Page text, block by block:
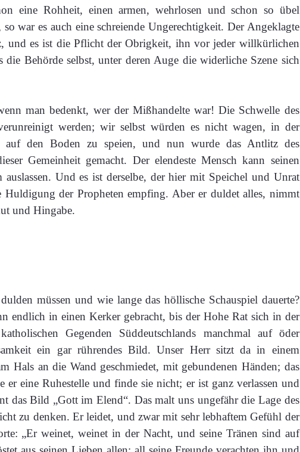
eine Rohheit, einen armen, wehrlosen und schon so übel
war es auch eine schreiende Ungerechtigkeit. Der Angeklagte
und es ist die Pflicht der Obrigkeit, ihn vor jeder willkürlichen
Behörde selbst, unter deren Auge die widerliche Szene sich
man bedenkt, wer der Mißhandelte war! Die Schwelle des
werden; wir selbst würden es nicht wagen, in der
auf den Boden zu speien, und nun wurde das Antlitz des
Gemeinheit gemacht. Der elendeste Mensch kann seinen
Und es ist derselbe, der hier mit Speichel und Unrat
der Propheten empfing. Aber er duldet alles, nimmt
und Hingabe.
müssen und wie lange das höllische Schauspiel dauerte?
endlich in einen Kerker gebracht, bis der Hohe Rat sich in der
Gegenden Süddeutschlands manchmal auf öder
ein gar rührendes Bild. Unser Herr sitzt da in einem
Hals an die Wand geschmiedet, mit gebundenen Händen; das
er eine Ruhestelle und finde sie nicht; er ist ganz verlassen und
das Bild „Gott im Elend“. Das malt uns ungefähr die Lage des
zu denken. Er leidet, und zwar mit sehr lebhaftem Gefühl der
„Er weinet, weinet in der Nacht, und seine Tränen sind auf